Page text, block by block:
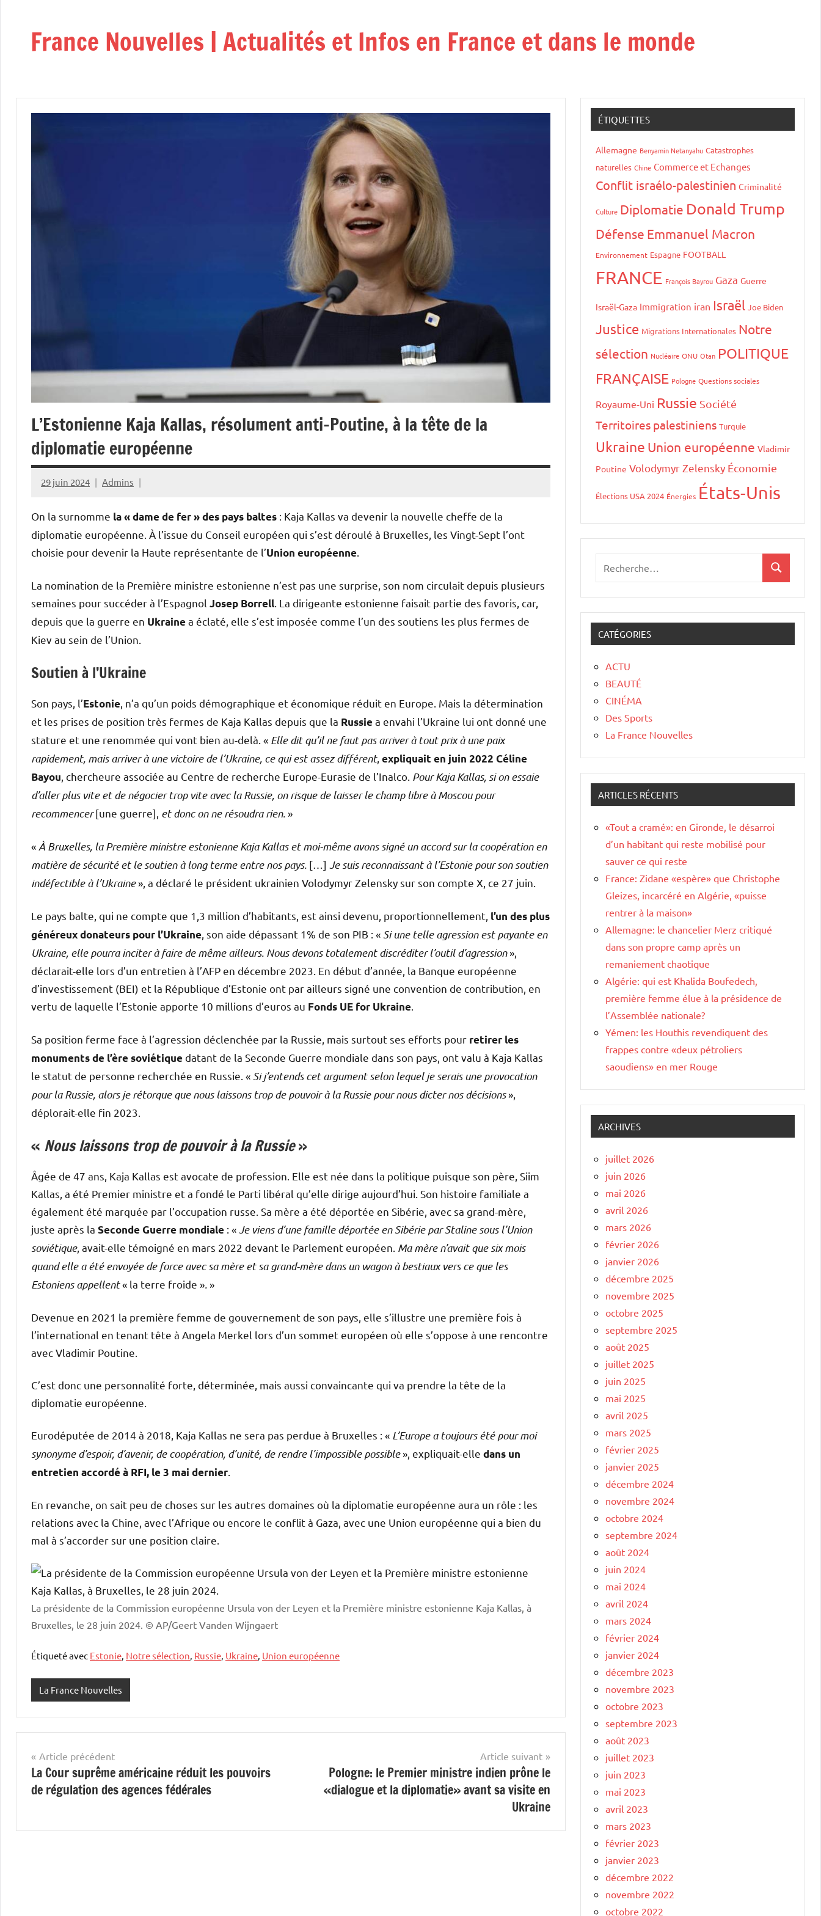
contenuFrance Nouvelles | Actualités et Infos en France et dans le monde
L’Estonienne Kaja Kallas, résolument anti-Poutine, à la tête de la
diplomatie européenne
29 juin 2024 Admins
On la surnomme la « dame de fer » des pays baltes : Kaja Kallas va devenir la nouvelle cheffe de la
diplomatie européenne. À l’issue du Conseil européen qui s’est déroulé à Bruxelles, les Vingt-Sept l’ont
choisie pour devenir la Haute représentante de l’Union européenne
La nomination de la Première ministre estonienne n’est pas une surprise, son nom circulait depuis plusieurs
semaines pour succéder à l’Espagnol Josep Borrell . La dirigeante estonienne faisait partie des favoris, car,
depuis que la guerre en Ukrainea éclaté, elle s’est imposée comme l’un des soutiens les plus fermes de
Kiev au sein de l’Union.
Soutien à l’Ukraine
Son pays, l’Estonie , n’a qu’un poids démographique et économique réduit en Europe. Mais la détermination
et les prises de position très fermes de Kaja Kallas depuis que la Russiea envahi l’Ukraine lui ont donné une
stature et une renommée qui vont bien au-delà. « Elle dit qu’il ne faut pas arriver à tout prix à une paix
rapidement, mais arriver à une victoire de l’Ukraine, ce qui est assez différent, expliquait en juin 2022 Céline
Bayou , chercheure associée au Centre de recherche Europe-Eurasie de l’Inalco. Pour Kaja Kallas, si on essaie
d’aller plus vite et de négocier trop vite avec la Russie, on risque de laisser le champ libre à Moscou pour
recommencer[une guerre], et donc on ne résoudra rien. »
« À Bruxelles, la Première ministre estonienne Kaja Kallas et moi-même avons signé un accord sur la coopération en
matière de sécurité et le soutien à long terme entre nos pays. […] Je suis reconnaissant à l’Estonie pour son soutien
indéfectible à l’Ukraine», a déclaré le président ukrainien Volodymyr Zelensky sur son compte X, ce 27 juin.
Le pays balte, qui ne compte que 1,3 million d’habitants, est ainsi devenu, proportionnellement, l’un des plus
généreux donateurs pour l’Ukraine , son aide dépassant 1% de son PIB : « Si une telle agression est payante en
Ukraine, elle pourra inciter à faire de même ailleurs. Nous devons totalement discréditer l’outil d’agression»,
déclarait-elle lors d’un entretien à l’AFP en décembre 2023. En début d’année, la Banque européenne
d’investissement (BEI) et la République d’Estonie ont par ailleurs signé une convention de contribution, en
vertu de laquelle l’Estonie apporte 10 millions d’euros au Fonds UE for Ukraine
Sa position ferme face à l’agression déclenchée par la Russie, mais surtout ses efforts pour retirer les
monuments de l’ère soviétiquedatant de la Seconde Guerre mondiale dans son pays, ont valu à Kaja Kallas
le statut de personne recherchée en Russie. « Si j’entends cet argument selon lequel je serais une provocation
pour la Russie, alors je rétorque que nous laissons trop de pouvoir à la Russie pour nous dicter nos décisions»,
déplorait-elle fin 2023.
« Nous laissons trop de pouvoir à la Russie»
Âgée de 47 ans, Kaja Kallas est avocate de profession. Elle est née dans la politique puisque son père, Siim
Kallas, a été Premier ministre et a fondé le Parti libéral qu’elle dirige aujourd’hui. Son histoire familiale a
également été marquée par l’occupation russe. Sa mère a été déportée en Sibérie, avec sa grand-mère,
juste après la Seconde Guerre mondiale : «Je viens d’une famille déportée en Sibérie par Staline sous l’Union
soviétique, avait-elle témoigné en mars 2022 devant le Parlement européen. Ma mère n’avait que six mois
quand elle a été envoyée de force avec sa mère et sa grand-mère dans un wagon à bestiaux vers ce que les
Estoniens appellent« la terre froide ». »
Devenue en 2021 la première femme de gouvernement de son pays, elle s’illustre une première fois à
l’international en tenant tête à Angela Merkel lors d’un sommet européen où elle s’oppose à une rencontre
avec Vladimir Poutine.
C’est donc une personnalité forte, déterminée, mais aussi convaincante qui va prendre la tête de la
diplomatie européenne.
Eurodéputée de 2014 à 2018, Kaja Kallas ne sera pas perdue à Bruxelles : « L’Europe a toujours été pour moi
synonyme d’espoir, d’avenir, de coopération, d’unité, de rendre l’impossible possible», expliquait-elle dans un
entretien accordé à RFI, le 3 mai dernier
En revanche, on sait peu de choses sur les autres domaines où la diplomatie européenne aura un rôle : les
relations avec la Chine, avec l’Afrique ou encore le conflit à Gaza, avec une Union européenne qui a bien du
mal à s’accorder sur une position claire.
La présidente de la Commission européenne Ursula von der Leyen et la Première ministre estonienne Kaja Kallas, à
Bruxelles, le 28 juin 2024. © AP/Geert Vanden Wijngaert
Étiqueté avec Estonie Notre sélection Russie Ukraine Union européenne
La France Nouvelles
Navigation
de
l’article
Article précédent
La Cour suprême américaine réduit les pouvoirs
de régulation des agences fédérales
Article suivant
Pologne: le Premier ministre indien prône le
«dialogue et la diplomatie» avant sa visite en
Ukraine
ÉTIQUETTES
Allemagne Benyamin Netanyahu Catastrophes
naturelles Chine Commerce et Echanges
Conflit israélo-palestinien Criminalité
Culture Diplomatie Donald Trump
Défense Emmanuel Macron
Environnement Espagne FOOTBALL
FRANCE François Bayrou Gaza Guerre
Israël-Gaza Immigration iran Israël Joe Biden
Justice Migrations Internationales Notre
sélection Nucléaire ONU Otan POLITIQUE
FRANÇAISE Pologne Questions sociales
Royaume-Uni Russie Société
Territoires palestiniens Turquie
Ukraine Union européenne Vladimir
Poutine Volodymyr Zelensky Économie
Élections USA 2024 Énergies États-Unis
CATÉGORIES
ACTU
BEAUTÉ
CINÉMA
Des Sports
La France Nouvelles
ARTICLES RÉCENTS
«Tout a cramé»: en Gironde, le désarroi
d’un habitant qui reste mobilisé pour
sauver ce qui reste
France: Zidane «espère» que Christophe
Gleizes, incarcéré en Algérie, «puisse
rentrer à la maison»
Allemagne: le chancelier Merz critiqué
dans son propre camp après un
remaniement chaotique
Algérie: qui est Khalida Boufedech,
première femme élue à la présidence de
l’Assemblée nationale?
Yémen: les Houthis revendiquent des
frappes contre «deux pétroliers
saoudiens» en mer Rouge
ARCHIVES
juillet 2026
juin 2026
mai 2026
avril 2026
mars 2026
février 2026
janvier 2026
décembre 2025
novembre 2025
octobre 2025
septembre 2025
août 2025
juillet 2025
juin 2025
mai 2025
avril 2025
mars 2025
février 2025
janvier 2025
décembre 2024
novembre 2024
octobre 2024
septembre 2024
août 2024
juin 2024
mai 2024
avril 2024
mars 2024
février 2024
janvier 2024
décembre 2023
novembre 2023
octobre 2023
septembre 2023
août 2023
juillet 2023
juin 2023
mai 2023
avril 2023
mars 2023
février 2023
janvier 2023
décembre 2022
novembre 2022
octobre 2022